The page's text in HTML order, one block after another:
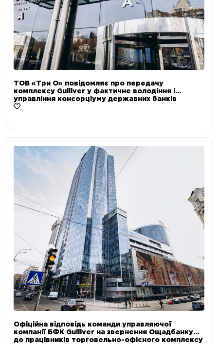
ТОВ «Три О» повідомляє про передачу
комплексу Gulliver у фактичне володіння і
управління консорціуму державних банків
Офіційна відповідь команди управляючої
компанії БФК Gulliver на звернення Ощадбанку
до працівників торговельно-офісного комплексу